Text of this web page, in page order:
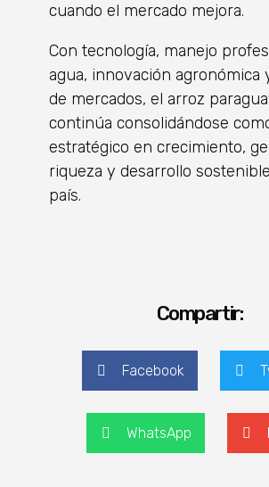
cuando el mercado mejora.
Con tecnología, manejo
agua, innovación agronómica
de mercados, el arroz
continúa consolidándose
estratégico en crecimiento,
riqueza y desarrollo
país.
Compartir:
Facebook
WhatsApp